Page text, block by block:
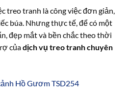
treo tranh là công việc đơn giản,
búa. Nhưng thực tế, để có một
đẹp mắt và bền chắc theo thời
củadịch vụ treo tranh chuyên